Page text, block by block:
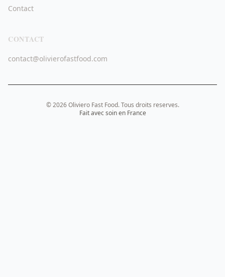
Contact
CONTACT
contact@olivierofastfood.com
© 2026 Oliviero Fast Food. Tous droits reserves.
Fait avec soin en France